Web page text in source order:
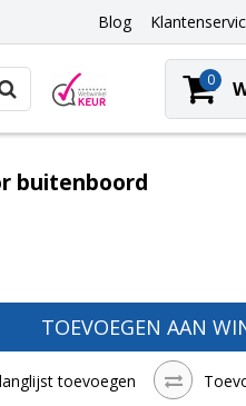
Blog
0
buitenboord
TOEVOEGEN AAN
toevoegen